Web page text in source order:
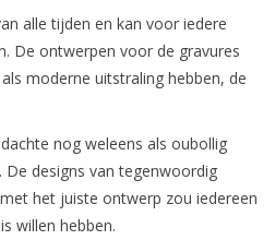
alle tijden en kan voor iedere
De ontwerpen voor de gravures
moderne uitstraling hebben, de
nog weleens als oubollig
De designs van tegenwoordig
het juiste ontwerp zou iedereen
willen hebben.